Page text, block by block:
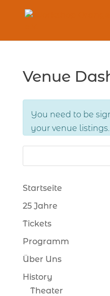
Venue
You need to be
your venue listings.
Startseite
25 Jahre
Tickets
Programm
Über Uns
History
Theater